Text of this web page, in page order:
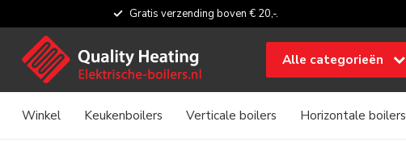
Gratis verzending boven € 20,-.
Alle categorieën
Winkel Keukenboilers Verticale boilers Horizontale boilers